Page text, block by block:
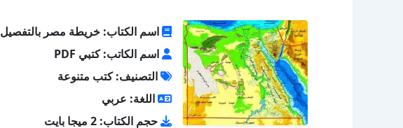
اسم الكتاب: خريطة مصر بالتفصيل
اسم الكاتب: كتبي PDF
التصنيف: كتب متنوعة
اللغة: عربي
حجم الكتاب: 2 ميجا بايت